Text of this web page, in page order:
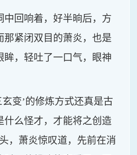
中回响着，好半晌后，方
那紧闭双目的萧炎，也是
眸，轻吐了一口气，眼神
玄变’的修炼方式还真是古
什么怪才，才能将之创造
，萧炎惊叹道，先前在消